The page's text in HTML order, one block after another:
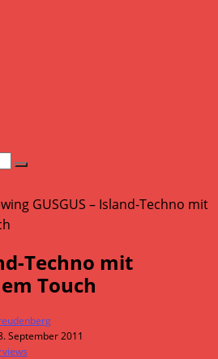
Techno mit
Touch
September 2011